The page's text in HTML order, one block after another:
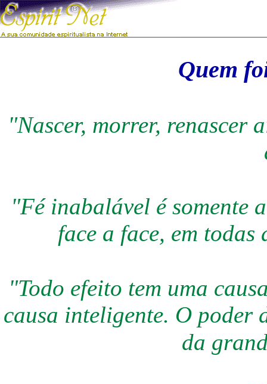
Quem
"Nascer, morrer, renascer
"Fé inabalável é somente
face a face, em
"Todo efeito tem uma
causa inteligente. O poder
da